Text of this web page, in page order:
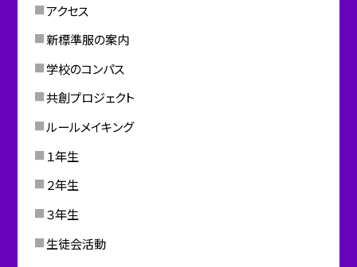
アクセス
新標準服の案内
学校のコンパス
共創プロジェクト
ルールメイキング
１年生
２年生
３年生
生徒会活動